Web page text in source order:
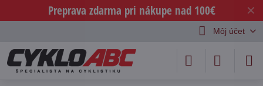
✕
Preprava zdarma pri nákupe nad 100€
Môj účet